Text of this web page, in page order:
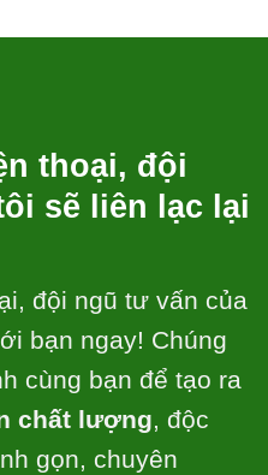
thoại, đội
sẽ liên lạc lại
đội ngũ tư vấn của
bạn ngay! Chúng
cùng bạn để tạo ra
chất lượng, độc
gọn, chuyên